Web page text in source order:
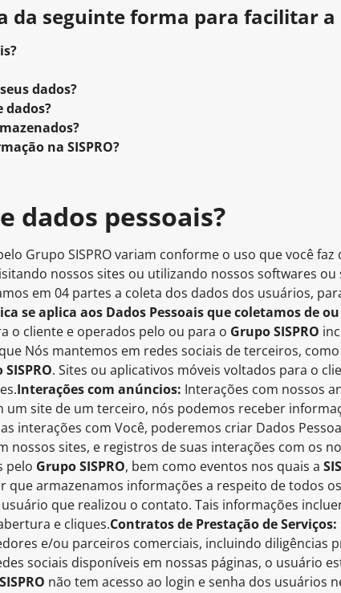
da seguinte forma para facilitar a
dados?
dados?
na SISPRO?
dados pessoais?
Grupo SISPRO variam conforme o uso que você faz
nossos sites ou utilizando nossos softwares
em 04 partes a coleta dos dados dos usuários,
se aplica aos Dados Pessoais que coletamos de
o cliente e operados pelo ou para o Grupo SISPRO
Nós mantemos em redes sociais de terceiros,
. Sites ou aplicativos móveis voltados para o
Interações com anúncios: Interações com nossos
site de um terceiro, nós podemos receber
interações com Você, poderemos criar Dados
nossos sites, e registros de suas interações com os
pelo Grupo SISPRO, bem como eventos nos quais a
armazenamos informações a respeito de todos
que realizou o contato. Tais informações
e cliques.Contratos de Prestação de Serviços:
e/ou parceiros comerciais, incluindo diligências
sociais disponíveis em nossas páginas, o usuário
não tem acesso ao login e senha dos usuários